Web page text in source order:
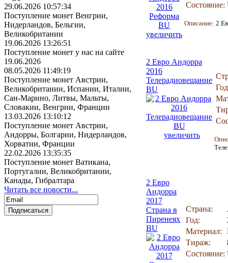
29.06.2026 10:57:34
Поступление монет Венгрии,
Нидерландов, Бельгии,
Великобритании
19.06.2026 13:26:51
Поступление монет у нас на сайте
19.06.2026
08.05.2026 11:49:19
Поступление монет Австрии,
Великобритании, Испании, Италии,
Сан-Марино, Литвы, Мальты,
Словакии, Венгрии, Франции
13.03.2026 13:10:12
Поступление монет Австрии,
Андорры, Болгарии, Нидерландов,
Хорватии, Франции
22.02.2026 13:35:35
Поступление монет Ватикана,
Португалии, Великобритании,
Канады, Гибралтара
Читать все новости...
увеличить
Состояние:
Описание: 2
2 Евро Андорра
2016
Телерадиовещание
BU
увеличить
2 Евро
Андорра
2017
Cтрана в
Пиренеях
BU
Страна:
Год:
Материал:
Тираж:
Состояние: